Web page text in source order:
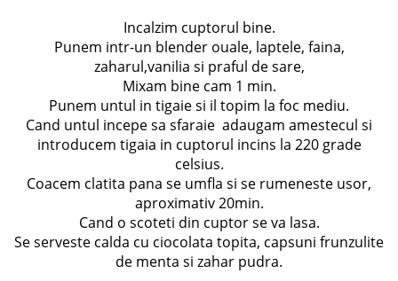
Incalzim cuptorul bine.
Punem intr-un blender ouale, laptele, faina,
zaharul,vanilia si praful de sare,
Mixam bine cam 1 min.
Punem untul in tigaie si il topim la foc mediu.
Cand untul incepe sa sfaraie adaugam amestecul si
introducem tigaia in cuptorul incins la 220 grade
celsius.
Coacem clatita pana se umfla si se rumeneste usor,
aproximativ 20min.
Cand o scoteti din cuptor se va lasa.
Se serveste calda cu ciocolata topita, capsuni frunzulite
de menta si zahar pudra.